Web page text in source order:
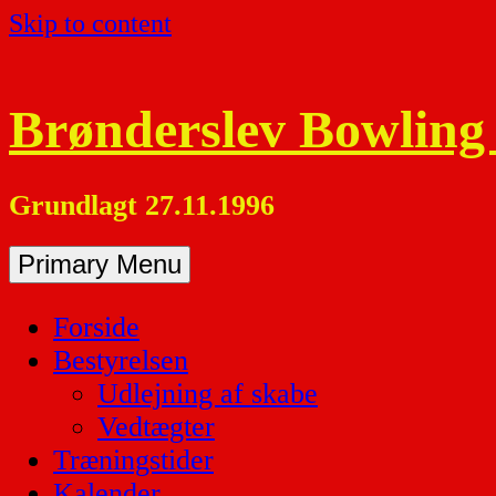
Skip to content
Brønderslev
Grundlagt 27.11.1996
Primary Menu
Forside
Bestyrelsen
Udlejning af skabe
Vedtægter
Træningstider